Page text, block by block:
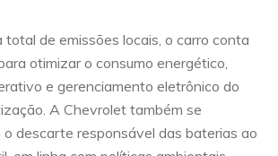
total de emissões locais, o carro conta
otimizar o consumo energético,
e gerenciamento eletrônico do
A Chevrolet também se
descarte responsável das baterias ao